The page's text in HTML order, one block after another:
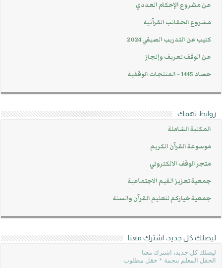
عن مشروع الإحكام العددي
مشروع الحقائب القرآنية
كتيب عن التدريب الصيفي 2024
عن الوقف تعريف وإنجاز
حصاد 1445 - المنتجات الوقفية
روابط تهمك
المكتبة الشاملة
موسوعة القرآن الكريم
متجر الوقف الالكتروني
جمعية تعزيز القيم الاجتماعية
جمعية خياركم لتعليم القرآن والسنة
ليصلك كل جديد، اشترك معنا
ليصلك كل جديد، اشترك معنا
الحقل المعلم بنجمة * حقل مطلوب